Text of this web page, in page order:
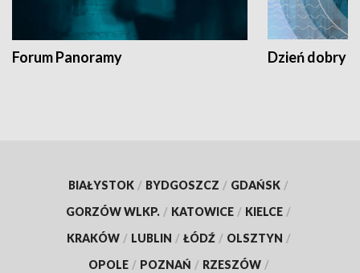
Forum Panoramy Dzień dobry
BIAŁYSTOK / BYDGOSZCZ / GDAŃSK /
GORZÓW WLKP. / KATOWICE / KIELCE /
KRAKÓW / LUBLIN / ŁÓDŹ / OLSZTYN /
OPOLE / POZNAŃ / RZESZÓW /